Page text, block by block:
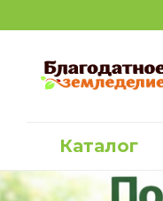
Каталог